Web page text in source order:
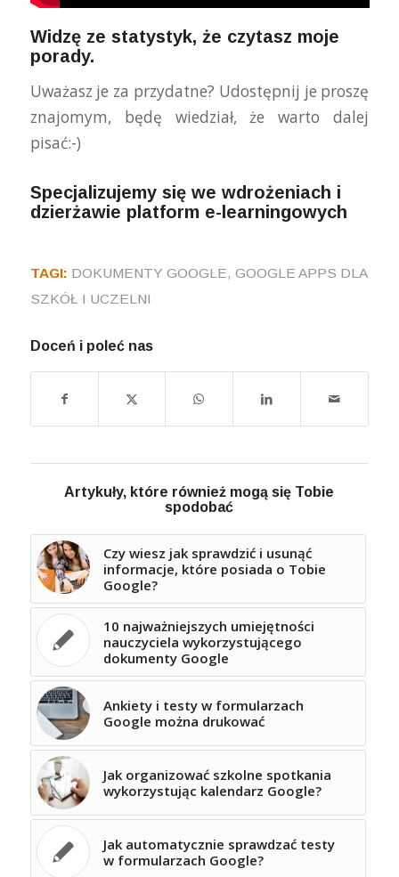
Widzę ze statystyk, że czytasz moje
porady.
Uważasz je za przydatne? Udostępnij je proszę
znajomym, będę wiedział, że warto dalej
pisać:-)
Specjalizujemy się we wdrożeniach i
dzierżawie platform e-learningowych
TAGI: DOKUMENTY GOOGLE, GOOGLE APPS DLA
SZKÓŁ I UCZELNI
Doceń i poleć nas
Artykuły, które również mogą się Tobie
spodobać
Czy wiesz jak sprawdzić i usunąć
informacje, które posiada o Tobie
Google?
10 najważniejszych umiejętności
nauczyciela wykorzystującego
dokumenty Google
Ankiety i testy w formularzach
Google można drukować
Jak organizować szkolne spotkania
wykorzystując kalendarz Google?
Jak automatycznie sprawdzać testy
w formularzach Google?